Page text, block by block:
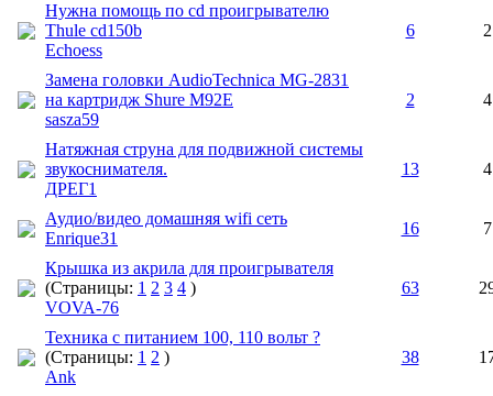
Нужна помощь по cd проигрывателю
Thule cd150b
Echoess
6
Замена головки AudioTechnica MG-2831
на картридж Shure M92E
sasza59
2
Натяжная струна для подвижной системы
звукоснимателя.
ДРЕГ1
13
Аудио/видео домашняя wifi сеть
Enrique31
16
Крышка из акрила для проигрывателя
(Страницы: 1 2 3 4 )
VOVA-76
63
Техника с питанием 100, 110 вольт ?
(Страницы: 1 2 )
Ank
38